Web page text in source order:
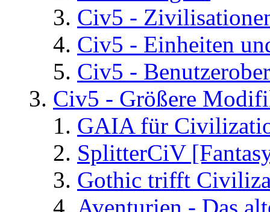
Civ5 -
Civ5 - Einheiten
Civ5 -
Civ5 - Größere
GAIA für
SplitterCiV
Gothic trifft